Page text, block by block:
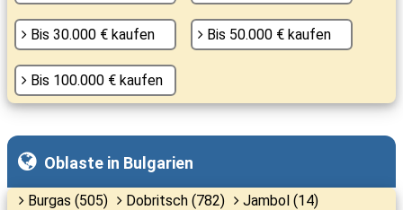
Bis 30.000 € kaufen Bis 50.000 € kaufen
Bis 100.000 € kaufen
Oblaste in Bulgarien
Burgas (505) Dobritsch (782)
Jambol (14)